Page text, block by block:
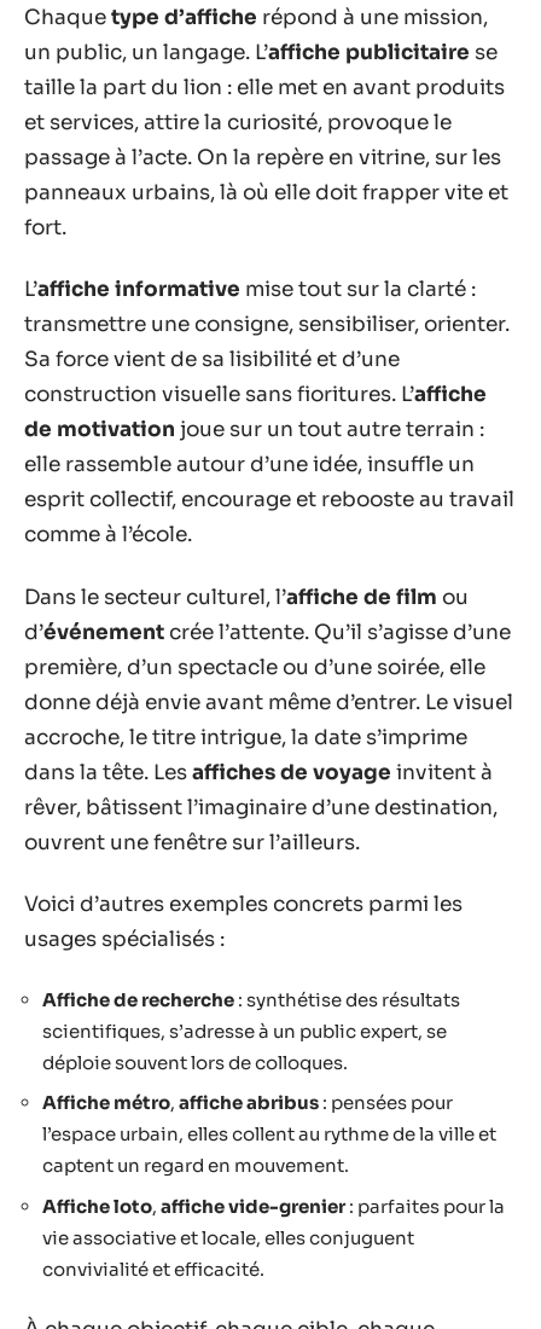
Chaquetype d’affiche répond à une mission,
un public, un langage. L’affiche publicitaire se
taille la part du lion : elle met en avant produits
et services, attire la curiosité, provoque le
passage à l’acte. On la repère en vitrine, sur les
panneaux urbains, là où elle doit frapper vite et
fort.
L’affiche informative mise tout sur la clarté :
transmettre une consigne, sensibiliser, orienter.
Sa force vient de sa lisibilité et d’une
construction visuelle sans fioritures. L’affiche
de motivation joue sur un tout autre terrain :
elle rassemble autour d’une idée, insuffle un
esprit collectif, encourage et rebooste au travail
comme à l’école.
Dans le secteur culturel, l’affiche de film ou
d’événement crée l’attente. Qu’il s’agisse d’une
première, d’un spectacle ou d’une soirée, elle
donne déjà envie avant même d’entrer. Le visuel
accroche, le titre intrigue, la date s’imprime
dans la tête. Lesaffiches de voyage invitent à
rêver, bâtissent l’imaginaire d’une destination,
ouvrent une fenêtre sur l’ailleurs.
Voici d’autres exemples concrets parmi les
usages spécialisés :
Affiche de recherche : synthétise des résultats
scientifiques, s’adresse à un public expert, se
déploie souvent lors de colloques.
Affiche métro, affiche abribus : pensées pour
l’espace urbain, elles collent au rythme de la ville et
captent un regard en mouvement.
Affiche loto, affiche vide-grenier: parfaites pour la
vie associative et locale, elles conjuguent
convivialité et efficacité.